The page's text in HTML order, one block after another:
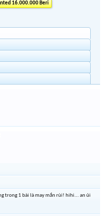
16.000.000 Beri
trong 1 bài là may mắn rùi! hihi... an ủi